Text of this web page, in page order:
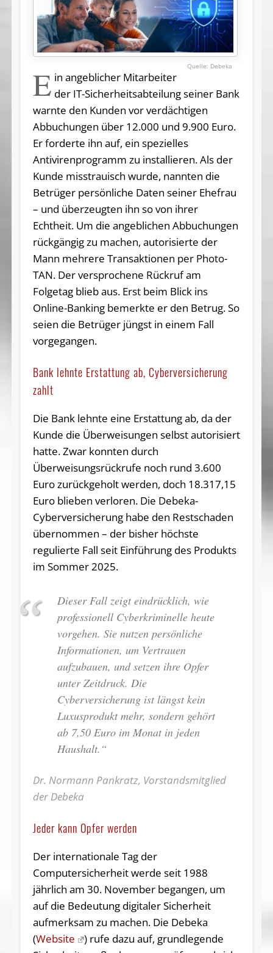
Debeka
E in angeblicher Mitarbeiter
der IT-Sicherheitsabteilung seiner Bank
warnte den Kunden vor verdächtigen
Abbuchungen über 12.000 und 9.900 Euro.
Er forderte ihn auf, ein spezielles
Antivirenprogramm zu installieren. Als der
Kunde misstrauisch wurde, nannten die
Betrüger persönliche Daten seiner Ehefrau
– und überzeugten ihn so von ihrer
Echtheit. Um die angeblichen Abbuchungen
rückgängig zu machen, autorisierte der
Mann mehrere Transaktionen per Photo-
TAN. Der versprochene Rückruf am
Folgetag blieb aus. Erst beim Blick ins
Online-Banking bemerkte er den Betrug. So
seien die Betrüger jüngst in einem Fall
vorgegangen.
Bank lehnte Erstattung ab, Cyberversicherung
zahlt
Die Bank lehnte eine Erstattung ab, da der
Kunde die Überweisungen selbst autorisiert
hatte. Zwar konnten durch
Überweisungsrückrufe noch rund 3.600
Euro zurückgeholt werden, doch 18.317,15
Euro blieben verloren. Die Debeka-
Cyberversicherung habe den Restschaden
übernommen – der bisher höchste
regulierte Fall seit Einführung des Produkts
im Sommer 2025.
Dieser Fall zeigt eindrücklich, wie
professionell Cyberkriminelle heute
vorgehen. Sie nutzen persönliche
Informationen, um Vertrauen
aufzubauen, und setzen ihre Opfer
unter Zeitdruck. Die
Cyberversicherung ist längst kein
Luxusprodukt mehr, sondern gehört
ab 7,50 Euro im Monat in jeden
Haushalt.“
Dr. Normann Pankratz, Vorstandsmitglied
der Debeka
Jeder kann Opfer werden
Der internationale Tag der
Computersicherheit werde seit 1988
jährlich am 30. November begangen, um
auf die Bedeutung digitaler Sicherheit
aufmerksam zu machen. Die Debeka
(Website
) rufe dazu auf, grundlegende